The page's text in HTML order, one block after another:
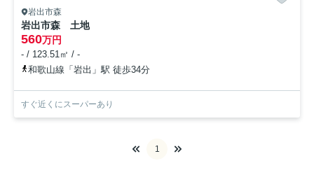
岩出市森
岩出市森 土地
560万円
- / 123.51㎡ / -
和歌山線「岩出」駅 徒歩34分
すぐ近くにスーパーあり
1